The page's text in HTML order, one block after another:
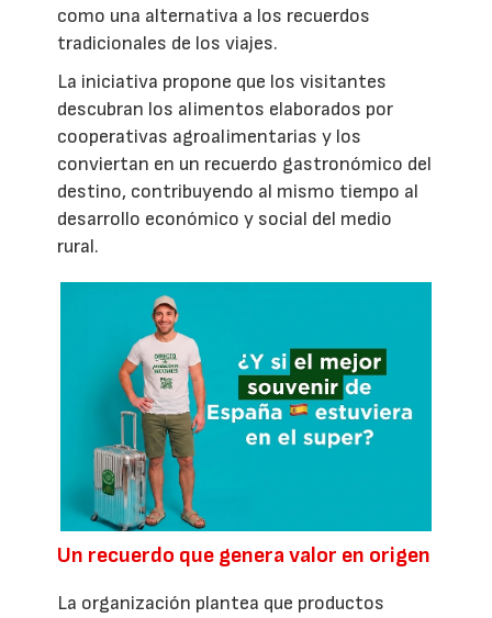
como una alternativa a los recuerdos
tradicionales de los viajes.
La iniciativa propone que los visitantes
descubran los alimentos elaborados por
cooperativas agroalimentarias y los
conviertan en un recuerdo gastronómico del
destino, contribuyendo al mismo tiempo al
desarrollo económico y social del medio
rural.
Un recuerdo que genera valor en origen
La organización plantea que productos